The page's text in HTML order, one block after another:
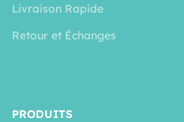
Livraison Rapide
Retour et Échanges
PRODUITS